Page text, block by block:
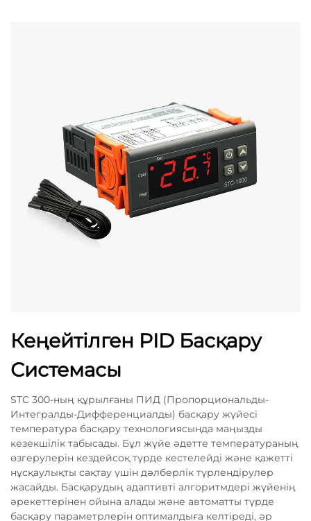
Кеңейтілген PID Басқару
Системасы
STC 300-ның құрылғаны ПИД (Пропорциональды-
Интегралды-Дифференциалды) басқару жүйесі
температура басқару технологиясында маңызды
кезекшілік табысады. Бұл жүйе әдетте температураның
өзгерулерін кездейсоқ түрде кестелейді және қажетті
нұсқаулықты сақтау үшін дәлберлік түрлендірулер
жасайды. Басқарудың адаптивті алгоритмдері жүйенің
әрекеттерінен ойына алады және автоматты түрде
басқару параметрлерін оптималдыға келтіреді, әр